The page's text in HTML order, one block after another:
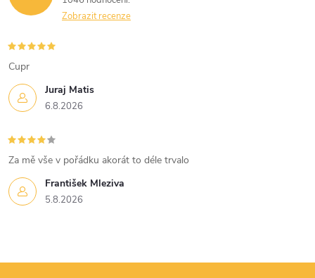
Zobrazit recenze
Juraj Matis
6.8.2026
Cupr
František Mleziva
5.8.2026
Za mě vše v pořádku akorát to déle trvalo